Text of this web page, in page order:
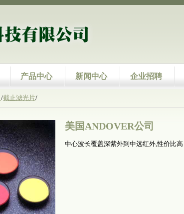
产品中心 新闻中心 企业招聘
/截止滤光片/
美国ANDOVER公司
中心波长覆盖深紫外到中远红外,性价比